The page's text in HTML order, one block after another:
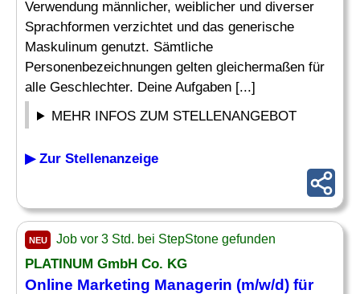
Verwendung männlicher, weiblicher und diverser
Sprachformen verzichtet und das generische
Maskulinum genutzt. Sämtliche
Personenbezeichnungen gelten gleichermaßen für
alle Geschlechter. Deine Aufgaben [...]
MEHR INFOS ZUM STELLENANGEBOT
▶ Zur Stellenanzeige
NEU Job vor 3 Std. bei StepStone gefunden
PLATINUM GmbH Co. KG
Online Marketing Managerin (m/w/d) für